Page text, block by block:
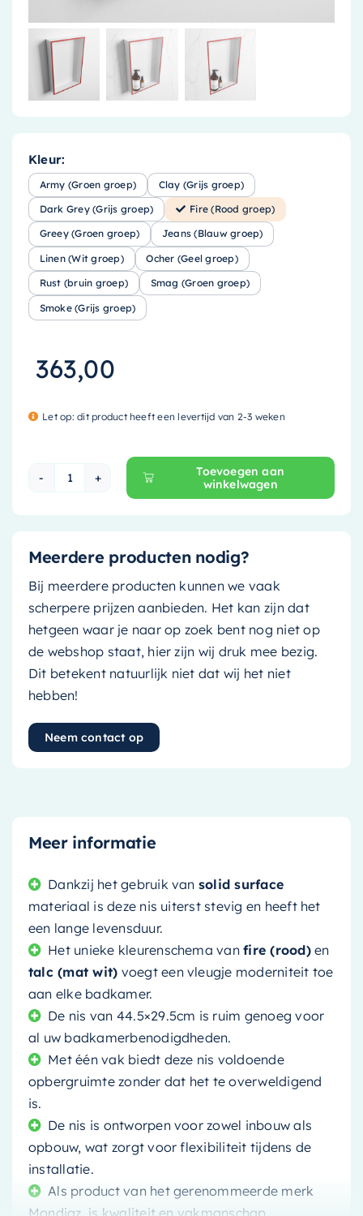
Kleur:
Army (Groen groep) Clay (Grijs groep)
Dark Grey (Grijs groep) Fire (Rood groep)
Greey (Groen groep) Jeans (Blauw groep)
Linen (Wit groep) Ocher (Geel groep)
Rust (bruin groep) Smag (Groen groep)
Smoke (Grijs groep)
363,00
Let op: dit product heeft een levertijd van 2-3 weken
Mondiaz EASY Nis - 44.5x29.5cm - solid
Toevoegen aan
winkelwagen
Meerdere producten nodig?
Bij meerdere producten kunnen we vaak
scherpere prijzen aanbieden. Het kan zijn dat
hetgeen waar je naar op zoek bent nog niet op
de webshop staat, hier zijn wij druk mee bezig.
Dit betekent natuurlijk niet dat wij het niet
hebben!
Neem contact op
Meer informatie
Dankzij het gebruik van solid surface
materiaal is deze nis uiterst stevig en heeft het
een lange levensduur.
Het unieke kleurenschema vanfire (rood)en
talc (mat wit) voegt een vleugje moderniteit toe
aan elke badkamer.
De nis van 44.5×29.5cm is ruim genoeg voor
al uw badkamerbenodigdheden.
Met één vak biedt deze nis voldoende
opbergruimte zonder dat het te overweldigend
is.
De nis is ontworpen voor zowel inbouw als
opbouw, wat zorgt voor flexibiliteit tijdens de
installatie.
Als product van het gerenommeerde merk
Mondiaz, is kwaliteit en vakmanschap